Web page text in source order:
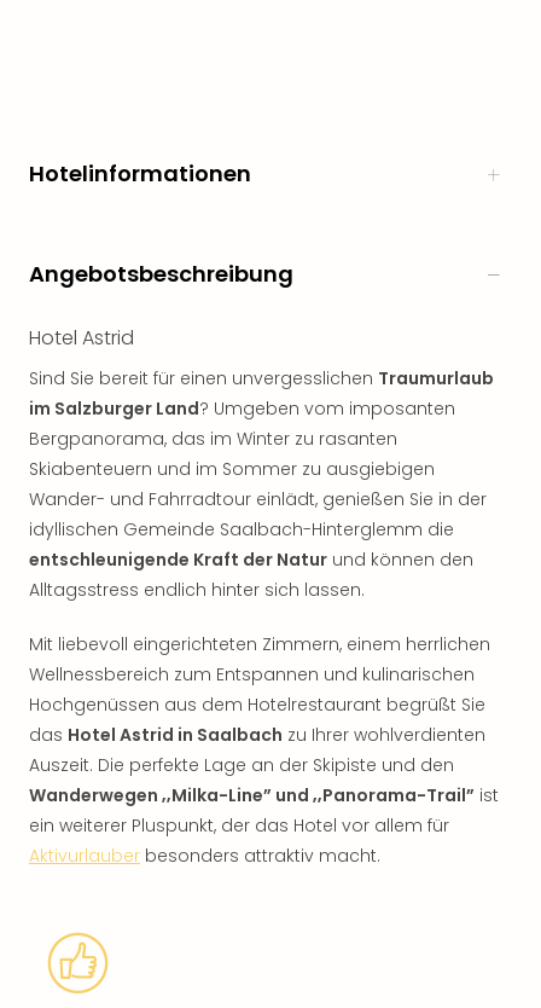
Hotelinformationen
Angebotsbeschreibung
Hotel Astrid
Sind Sie bereit für einen unvergesslichen Traumurlaub
im Salzburger Land? Umgeben vom imposanten
Bergpanorama, das im Winter zu rasanten
Skiabenteuern und im Sommer zu ausgiebigen
Wander- und Fahrradtour einlädt, genießen Sie in der
idyllischen Gemeinde Saalbach-Hinterglemm die
entschleunigende Kraft der Natur und können den
Alltagsstress endlich hinter sich lassen.
Mit liebevoll eingerichteten Zimmern, einem herrlichen
Wellnessbereich zum Entspannen und kulinarischen
Hochgenüssen aus dem Hotelrestaurant begrüßt Sie
das Hotel Astrid in Saalbach zu Ihrer wohlverdienten
Auszeit. Die perfekte Lage an der Skipiste und den
Wanderwegen ‚‚Milka-Line” und ‚‚Panorama-Trail” ist
ein weiterer Pluspunkt, der das Hotel vor allem für
Aktivurlauber besonders attraktiv macht.